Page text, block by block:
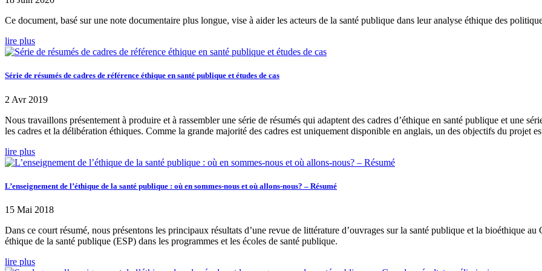
Ce document, basé sur une note documentaire plus longue, vise à aider les acteurs de la santé publique dans leur analyse éthique des
lire plus
Série de résumés de cadres de référence éthique en santé publique et études de cas
2 Avr 2019
Nous travaillons présentement à produire et à rassembler une série de résumés qui adaptent des cadres d’éthique en santé publique et une
les cadres et la délibération éthiques. Comme la grande majorité des cadres est uniquement disponible en anglais, un des objectifs du projet
lire plus
L’enseignement de l’éthique de la santé publique : où en sommes-nous et où allons-nous? – Résumé
15 Mai 2018
Dans ce court résumé, nous présentons les principaux résultats d’une revue de littérature d’ouvrages sur la santé publique et la bioéthique
éthique de la santé publique (ESP) dans les programmes et les écoles de santé publique.
lire plus